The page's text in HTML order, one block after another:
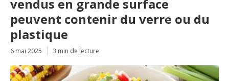
vendus en grande surface
peuvent contenir du verre ou du
plastique
6 mai 2025 3 min de lecture